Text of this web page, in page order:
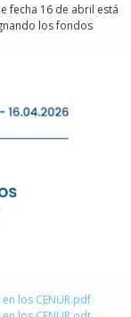
fecha 16 de abril está
los fondos
los CENUR.pdf